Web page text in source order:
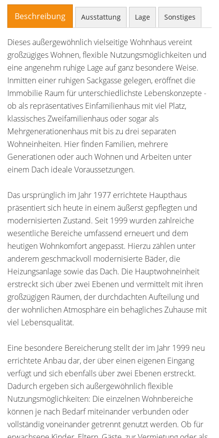
Beschreibung Ausstattung Lage Sonstiges
Dieses außergewöhnlich vielseitige Wohnhaus vereint
großzügiges Wohnen, flexible Nutzungsmöglichkeiten und
eine angenehm ruhige Lage auf ganz besondere Weise.
Inmitten einer ruhigen Sackgasse gelegen, eröffnet die
Immobilie Raum für unterschiedlichste Lebenskonzepte -
ob als repräsentatives Einfamilienhaus mit viel Platz,
klassisches Zweifamilienhaus oder sogar als
Mehrgenerationenhaus mit bis zu drei separaten
Wohneinheiten. Hier finden Familien, mehrere
Generationen oder auch Wohnen und Arbeiten unter
einem Dach ideale Voraussetzungen.
Das ursprünglich im Jahr 1977 errichtete Haupthaus
präsentiert sich heute in einem äußerst gepflegten und
modernisierten Zustand. Seit 1999 wurden zahlreiche
wesentliche Bereiche umfassend erneuert und dem
heutigen Wohnkomfort angepasst. Hierzu zählen unter
anderem geschmackvoll modernisierte Bäder, die
Heizungsanlage sowie das Dach. Die Hauptwohneinheit
erstreckt sich über zwei Ebenen und vermittelt mit ihren
großzügigen Räumen, der durchdachten Aufteilung und
der wohnlichen Atmosphäre ein behagliches Zuhause mit
viel Lebensqualität.
Eine besondere Bereicherung stellt der im Jahr 1999 neu
errichtete Anbau dar, der über einen eigenen Eingang
verfügt und sich ebenfalls über zwei Ebenen erstreckt.
Dadurch ergeben sich außergewöhnlich flexible
Nutzungsmöglichkeiten: Die einzelnen Wohnbereiche
können je nach Bedarf miteinander verbunden oder
vollständig voneinander getrennt genutzt werden. Ob für